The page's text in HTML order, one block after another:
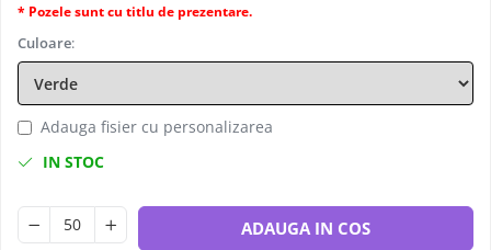
* Pozele sunt cu titlu de prezentare.
Culoare:
Adauga fisier cu personalizarea
IN STOC
ADAUGA IN COS